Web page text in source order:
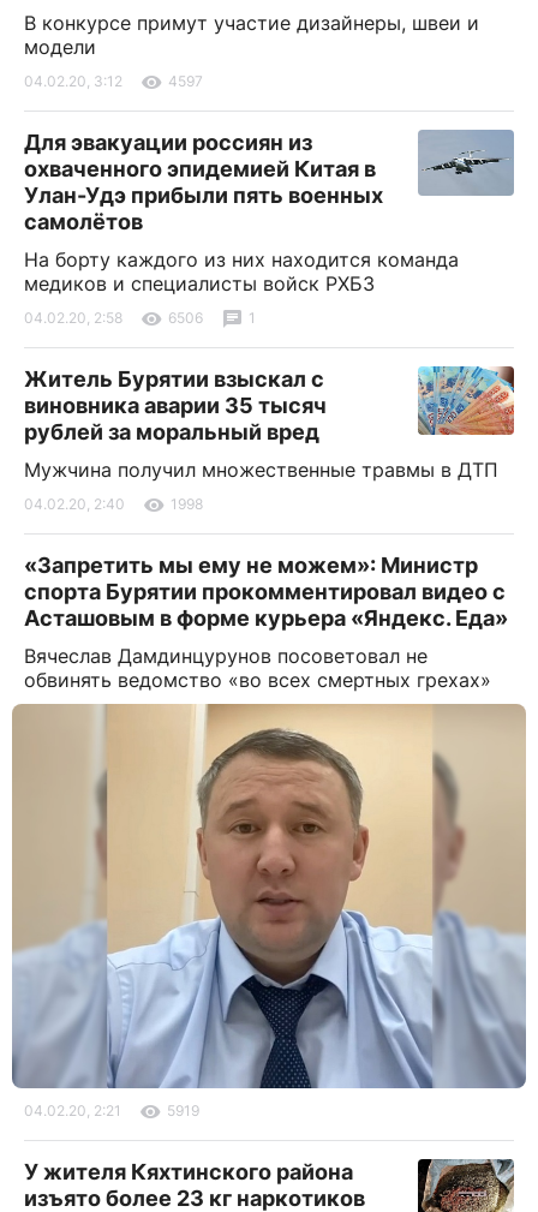
В конкурсе примут участие дизайнеры, швеи и
модели
04.02.20, 3:12 4597
Для эвакуации россиян из
охваченного эпидемией Китая в
Улан-Удэ прибыли пять военных
самолётов
На борту каждого из них находится команда
медиков и специалисты войск РХБЗ
04.02.20, 2:58 6506 1
Житель Бурятии взыскал с
виновника аварии 35 тысяч
рублей за моральный вред
Мужчина получил множественные травмы в ДТП
04.02.20, 2:40 1998
«Запретить мы ему не можем»: Министр
спорта Бурятии прокомментировал видео с
Асташовым в форме курьера «Яндекс. Еда»
Вячеслав Дамдинцурунов посоветовал не
обвинять ведомство «во всех смертных грехах»
04.02.20, 2:21 5919
У жителя Кяхтинского района
изъято более 23 кг наркотиков